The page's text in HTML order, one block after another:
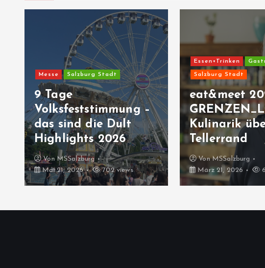
Messe Salzburg Stadt
9 Tage
Volksfeststimmung –
das sind die Dult
Highlights 2026
Von MSSalzburg
Mai 21, 2026
702 views
Essen+Trinken
Salzburg Stadt
eat&meet
Kulinarik
Tellerrand
VonMSSalzburg
März 21, 2026